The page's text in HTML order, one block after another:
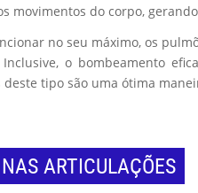
movimentos do corpo,
no seu máximo, os
o bombeamento
tipo são uma ótima
ARTICULAÇÕES